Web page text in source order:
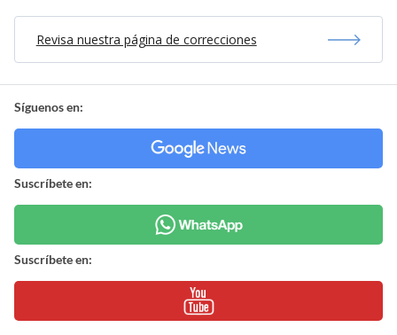
Revisa nuestra página de correcciones
Síguenos en:
Suscríbete en:
Suscríbete en: